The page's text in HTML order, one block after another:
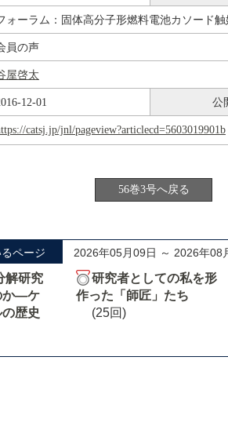
ォーラム：固体高分子形燃料電池カソード
員の声
屋啓太
12-01 公
catsj.jp/jnl/pageview?articlecd=5603019901b
56巻3号へ戻る
ページ 2026年05月09日 ～ 2026年08
解研究
か―ケ
歴史
研究者としての私を形
作った「師匠」たち
(25回)